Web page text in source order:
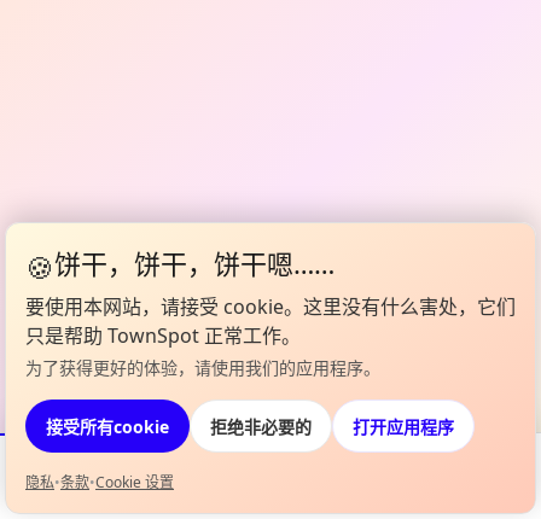
活动
🍪饼干，饼干，饼干嗯……
要使用本网站，请接受 cookie。这里没有什么害处，它们
只是帮助 TownSpot 正常工作。
为了获得更好的体验，请使用我们的应用程序。
接受所有cookie 拒绝非必要的 打开应用程序
隐私•条款•Cookie 设置